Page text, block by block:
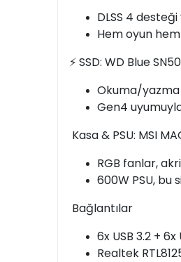
DLSS 4
Hem oyun
⚡ SSD: WD Blue
Okuma/yazma
Gen4
Kasa & PSU: MSI
RGB fanlar,
600W PSU, bu
Bağlantılar
6x USB 3.2 +
Realtek